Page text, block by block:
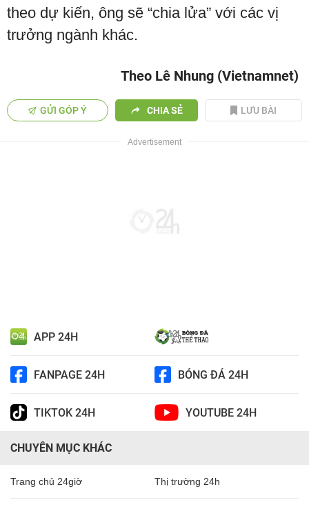
theo dự kiến, ông sẽ “chia lửa” với các vị
trưởng ngành khác.
Theo Lê Nhung (Vietnamnet)
GỬI GÓP Ý CHIA SẺ LƯU BÀI
APP 24H
FANPAGE 24H BÓNG ĐÁ 24H
TIKTOK 24H YOUTUBE 24H
CHUYÊN MỤC KHÁC
Trang chủ 24giờ Thị trường 24h